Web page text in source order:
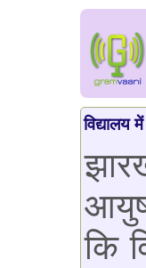
विद्यालय
आयुष
कि